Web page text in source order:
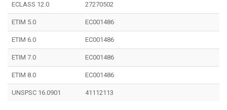
ECLASS 12.0 27270502
ETIM 5.0 EC001486
ETIM 6.0 EC001486
ETIM 7.0 EC001486
ETIM 8.0 EC001486
UNSPSC 16.0901 41112113